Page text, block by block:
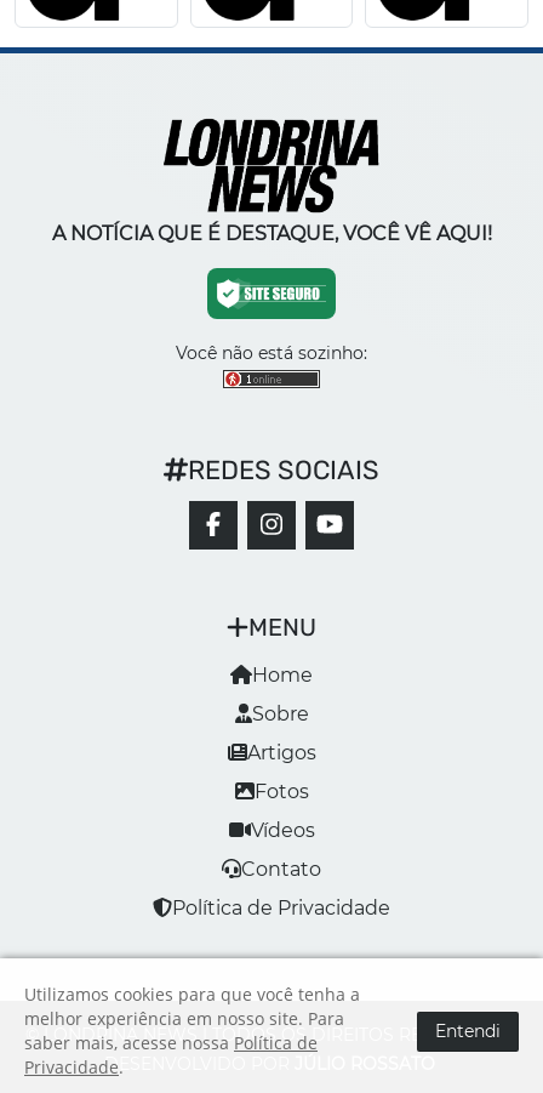
A NOTÍCIA QUE É DESTAQUE, VOCÊ VÊ AQUI!
Você não está sozinho:
MENU
Home
Sobre
Artigos
Fotos
Vídeos
Contato
Política de Privacidade
REDES SOCIAIS
© LONDRINA NEWS | TODOS OS DIREITOS RESERVADOS
DESENVOLVIDO POR
Utilizamos cookies para que você tenha a
melhor experiência em nosso site. Para
saber mais, acesse nossa Política de
Privacidade.
Entendi